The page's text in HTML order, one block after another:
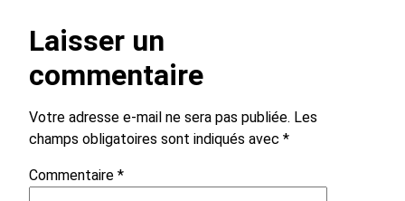
Laisser un
commentaire
Votre adresse e-mail ne sera pas publiée. Les
champs obligatoires sont indiqués avec *
Commentaire *